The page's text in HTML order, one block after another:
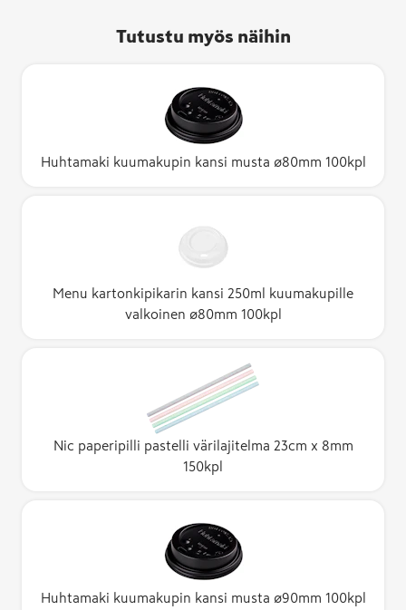
Tutustu myös näihin
Huhtamaki kuumakupin kansi musta ø80mm 100kpl
Menu kartonkipikarin kansi 250ml kuumakupille
valkoinen ø80mm 100kpl
Nic paperipilli pastelli värilajitelma 23cm x 8mm
150kpl
Huhtamaki kuumakupin kansi musta ø90mm 100kpl